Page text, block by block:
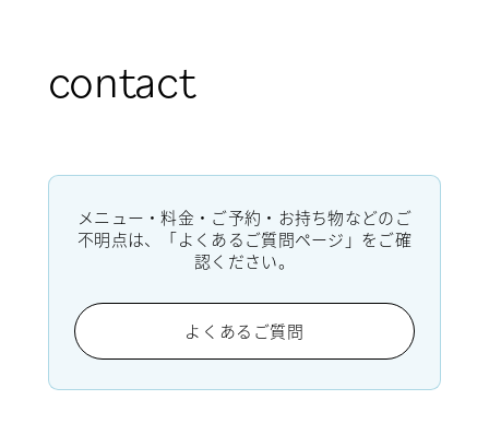
contact
メニュー・料金・ご予約・お持ち物などのご
不明点は、「よくあるご質問ページ」をご確
認ください。
よくあるご質問